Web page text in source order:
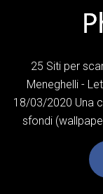
25 Siti per
Meneghelli -
18/03/2020 Una
sfondi